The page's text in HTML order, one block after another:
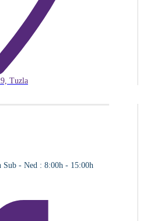
Tuzla
Sub - Ned : 8:00h - 15:00h